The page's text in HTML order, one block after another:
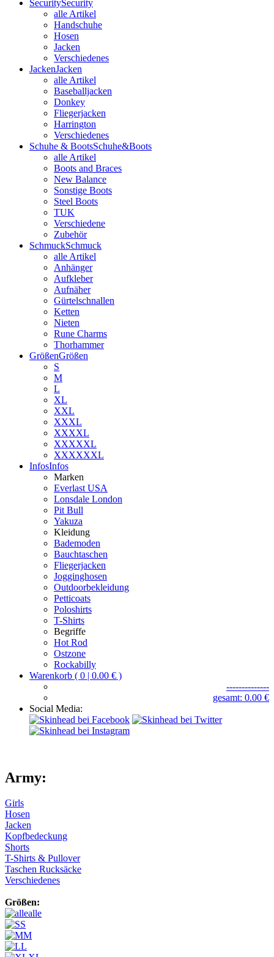
SecuritySecurity
alle Artikel
Handschuhe
Hosen
Jacken
Verschiedenes
JackenJacken
alle Artikel
Baseballjacken
Donkey
Fliegerjacken
Harrington
Verschiedenes
Schuhe & BootsSchuhe&Boots
alle Artikel
Boots and Braces
New Balance
Sonstige Boots
Steel Boots
TUK
Verschiedene
Zubehör
SchmuckSchmuck
alle Artikel
Anhänger
Aufkleber
Aufnäher
Gürtelschnallen
Ketten
Nieten
Rune Charms
Thorhammer
GrößenGrößen
S
M
L
XL
XXL
XXXL
XXXXL
XXXXXL
XXXXXXL
InfosInfos
Marken
Everlast USA
Lonsdale London
Pit Bull
Yakuza
Kleidung
Bademoden
Bauchtaschen
Fliegerjacken
Jogginghosen
Outdoorbekleidung
Petticoats
Poloshirts
T-Shirts
Begriffe
Hot Rod
Ostzone
Rockabilly
Warenkorb ( 0 | 0.00 € )
--------------
gesamt: 0.00 €
Social Media:
Army:
Girls
Hosen
Jacken
Kopfbedeckung
Shorts
T-Shirts & Pullover
Taschen Rucksäcke
Verschiedenes
Größen:
alle
S
M
L